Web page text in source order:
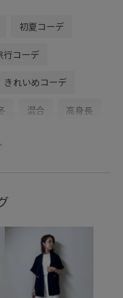
初夏コーデ
行コーデ
きれいめコーデ
混合 高身長
トップ
26mother'sday
26SS15